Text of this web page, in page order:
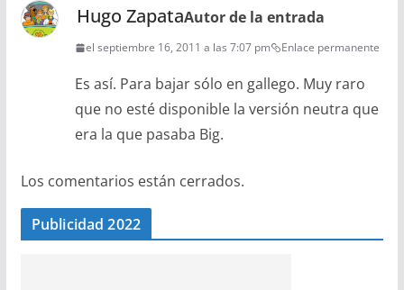
Hugo ZapataAutor de la entrada
el septiembre 16, 2011 a las 7:07 pm Enlace permanente
Es así. Para bajar sólo en gallego. Muy raro
que no esté disponible la versión neutra que
era la que pasaba Big.
Los comentarios están cerrados.
Publicidad 2022